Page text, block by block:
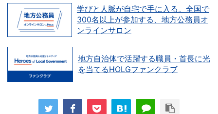
学びと人脈が自宅で手に入る。全国で
300名以上が参加する、地方公務員オ
ンラインサロン
地方自治体で活躍する職員・首長に光
を当てるHOLGファンクラブ